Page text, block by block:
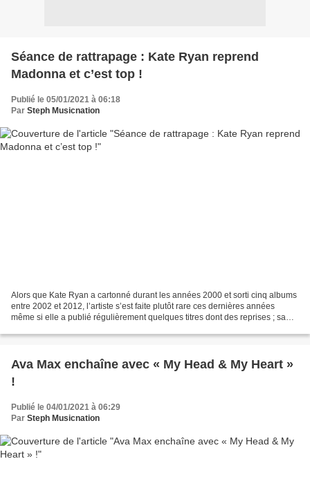
Séance de rattrapage : Kate Ryan reprend
Madonna et c’est top !
Publié le 05/01/2021 à 06:18
Par Steph Musicnation
Alors que Kate Ryan a cartonné durant les années 2000 et sorti cinq albums
entre 2002 et 2012, l’artiste s’est faite plutôt rare ces dernières années
même si elle a publié régulièrement quelques titres dont des reprises ; sa
Ava Max enchaîne avec « My Head & My Heart »
!
Publié le 04/01/2021 à 06:29
Par Steph Musicnation